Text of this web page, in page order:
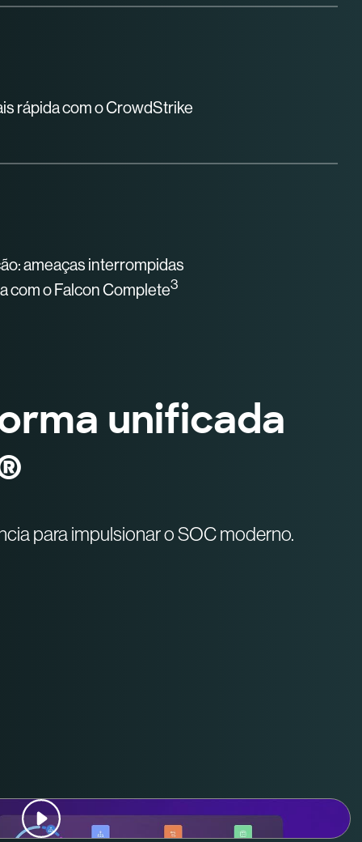
rápida com o CrowdStrike
ameaças interrompidas
com o Falcon Complete3
unificada
para impulsionar o SOC moderno.